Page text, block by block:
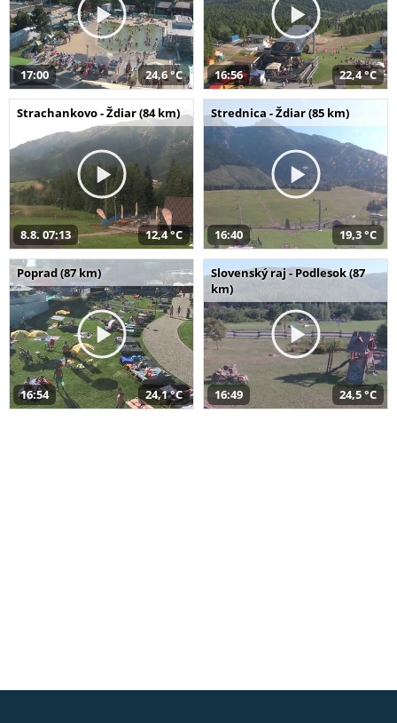
17:00 24,6 °C 16:56 22,4 °C
Strachankovo - Ždiar (84 km)
8.8. 07:13 12,4 °C
Strednica - Ždiar (85 km)
16:40 19,3 °C
Poprad (87 km)
16:54 24,1 °C
Slovenský raj - Podlesok (87
km)
16:49 24,5 °C